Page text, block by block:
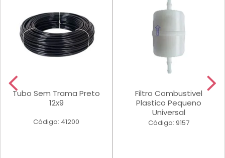
Tubo Sem Trama Preto
12x9
Código: 41200
Filtro Combustivel
Plastico Pequeno
Universal
Código: 9157